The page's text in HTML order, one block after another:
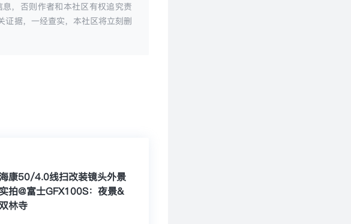
，否则作者和本社区有权追究责
证据，一经查实，本社区将立刻删
康50/4.0线扫改装镜头外景
实拍@富士GFX100S：夜景&
林寺